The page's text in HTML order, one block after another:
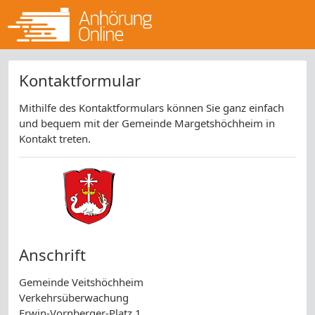
Kontaktformular
Mithilfe des Kontaktformulars können Sie ganz einfach
und bequem mit der Gemeinde Margetshöchheim in
Kontakt treten.
Anschrift
Gemeinde Veitshöchheim
Verkehrsüberwachung